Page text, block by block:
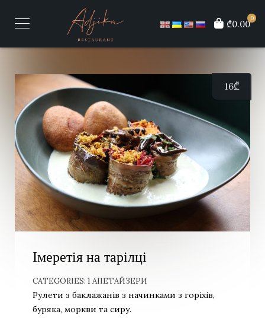
0
₾0.00
Імеретія на тарілці
CATEGORIES: 1 АПЕТАЙЗЕРИ
Рулети з баклажанів з начинками з горіхів,
буряка, моркви та сиру.
16₾